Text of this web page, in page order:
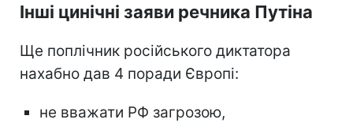
Інші цинічні заяви речника Путіна
Ще поплічник російського диктатора
нахабно дав 4 поради Європі:
не вважати РФ загрозою,